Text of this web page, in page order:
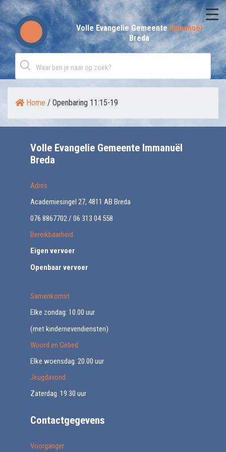
Skip
to
content
Volle Evangelie GemeenteImmanuël
Breda
Home / Openbaring 11:15-19
Volle Evangelie Gemeente Immanuël
Breda
Adres
Academiesingel 27, 4811 AB Breda
076 8867702 / 06 313 04 558
Bereikbaarheid
Eigen vervoer
Openbaar vervoer
Samenkomst
Elke zondag: 10.00 uur
(met kindernevendiensten)
Woord en Gebed
Elke woensdag: 20.00 uur
Jeugdavond
Zaterdag: 19.30 uur
Contactgegevens
Voorganger